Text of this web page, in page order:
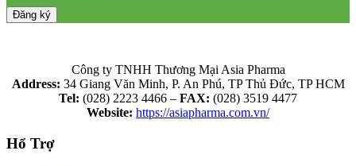
Công ty TNHH Thương Mại Asia Pharma
Address: 34 Giang Văn Minh, P. An Phú, TP Thủ Đức, TP HCM
Tel: (028) 2223 4466 – FAX: (028) 3519 4477
Website: https://asiapharma.com.vn/
Hổ Trợ